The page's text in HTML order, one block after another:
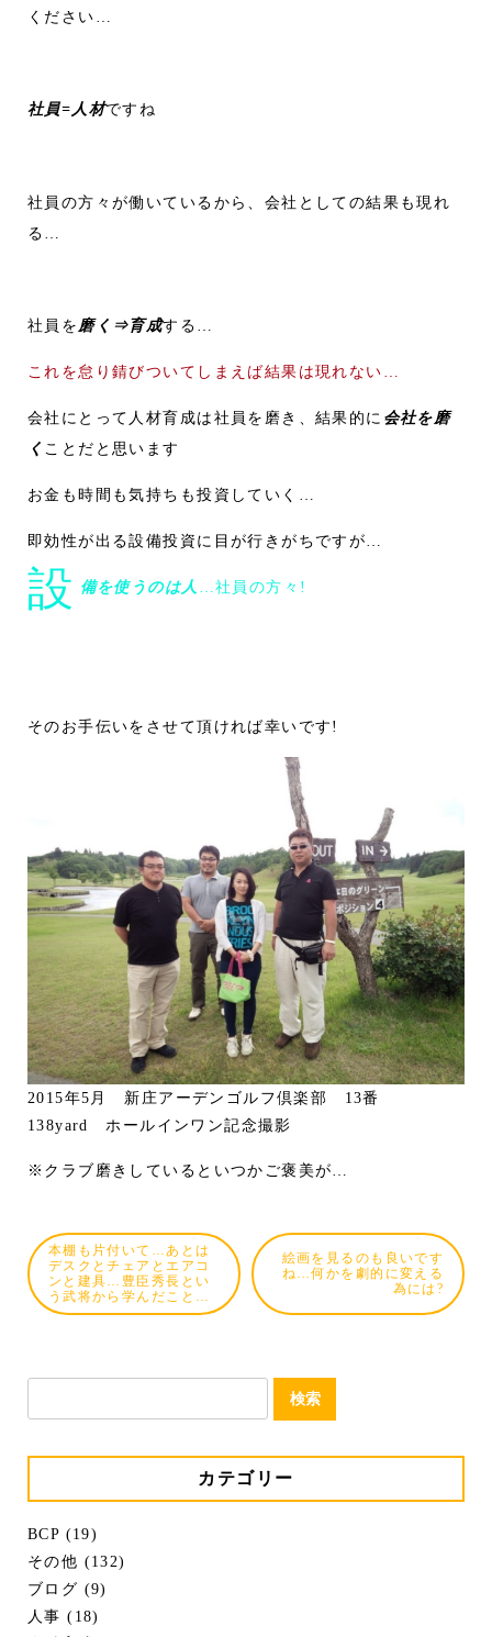
ください…
社員=人材ですね
社員の方々が働いているから、会社としての結果も現れ
る…
社員を磨く⇒育成する…
これを怠り錆びついてしまえば結果は現れない…
会社にとって人材育成は社員を磨き、結果的に 会社を磨
く ことだと思います
お金も時間も気持ちも投資していく…
即効性が出る設備投資に目が行きがちですが…
設 備を使うのは人 …社員の方々!
そのお手伝いをさせて頂ければ幸いです!
2015年5月 新庄アーデンゴルフ倶楽部 13番
138yard ホールインワン記念撮影
※クラブ磨きしているといつかご褒美が…
本棚も片付いて…あとは
デスクとチェアとエアコ
ンと建具…豊臣秀長とい
う武将から学んだこと…
絵画を見るのも良いです
ね…何かを劇的に変える
為には?
カテゴリー
BCP (19)
その他 (132)
ブログ (9)
人事 (18)